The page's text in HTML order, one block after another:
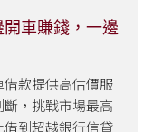
車賺錢，一邊
款提供高估價服
，挑戰市場最高
到超越銀行信貸